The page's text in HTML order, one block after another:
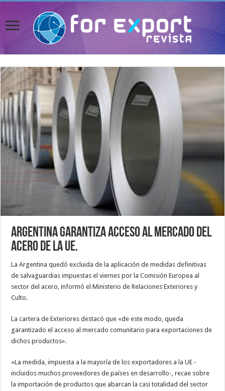
Argentina garantiza acceso al mercado del
acero de la UE.
La Argentina quedó excluida de la aplicación de medidas definitivas
de salvaguardias impuestas el viernes por la Comisión Europea al
sector del acero, informó el Ministerio de Relaciones Exteriores y
Culto.
La cartera de Exteriores destacó que «de este modo, queda
garantizado el acceso al mercado comunitario para exportaciones de
dichos productos».
«La medida, impuesta a la mayoría de los exportadores a la UE -
incluidos muchos proveedores de países en desarrollo-, recae sobre
la importación de productos que abarcan la casi totalidad del sector